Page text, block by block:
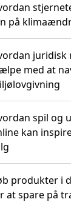
på
juridisk
med at
spil og
kan
produkter i
at spare på